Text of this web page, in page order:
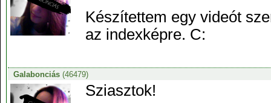
Készítettem egy videót
az indexképre. C:
Galabonciás(46479)
Sziasztok!